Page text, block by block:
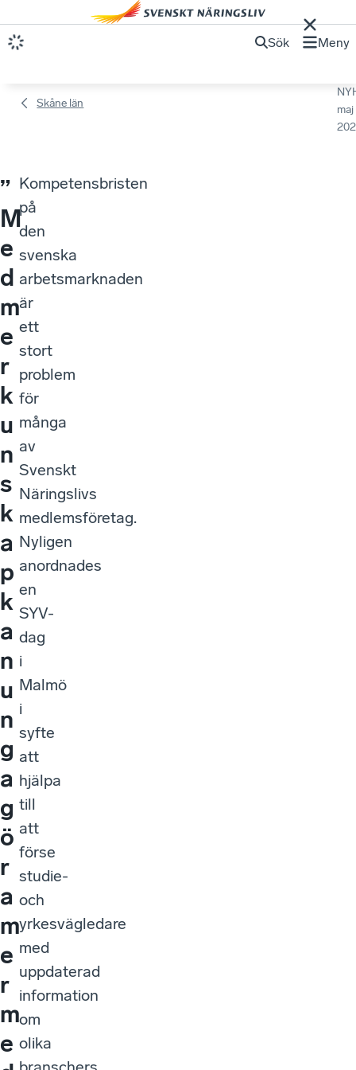
Sök Meny
Skåne län
maj
”
M
e
d
m
e
r
k
u
n
s
k
a
p
k
a
n
u
n
g
a
g
ö
r
a
m
e
r
m
e
Kompetensbristen
på
den
svenska
arbetsmarknaden
är
ett
stort
problem
för
många
av
Svenskt
Näringslivs
medlemsföretag.
Nyligen
anordnades
en
SYV-
dag
i
Malmö
i
syfte
att
hjälpa
till
att
förse
studie-
och
yrkesvägledare
med
uppdaterad
information
om
olika